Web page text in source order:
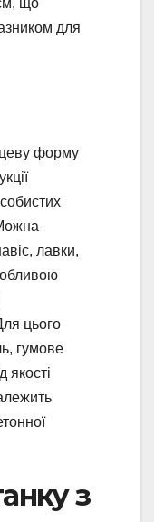
що
для
форму
лавки,
цього
гумове
якості
з